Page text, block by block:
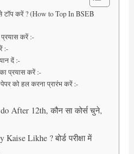
कैसे टॉप करें ? (How to Top In BSEB
करें :-
:-
दें :-
प्रयास करें :-
को हल करना प्रारंभ करें :-
After 12th, कौन सा कोर्स चुने,
Likhe ? बोर्ड परीक्षा में